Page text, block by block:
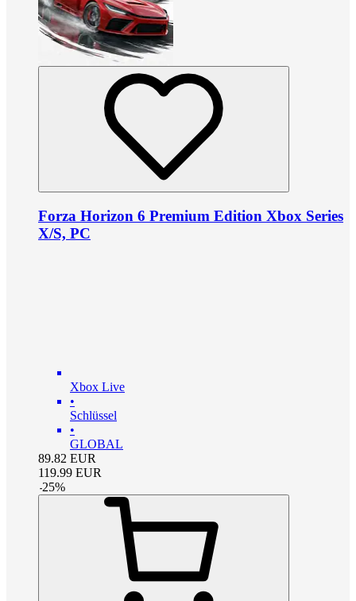
Forza Horizon 6 Premium Edition Xbox Series
X/S, PC
Xbox Live
•
Schlüssel
•
GLOBAL
89.82 EUR
119.99 EUR
-25%